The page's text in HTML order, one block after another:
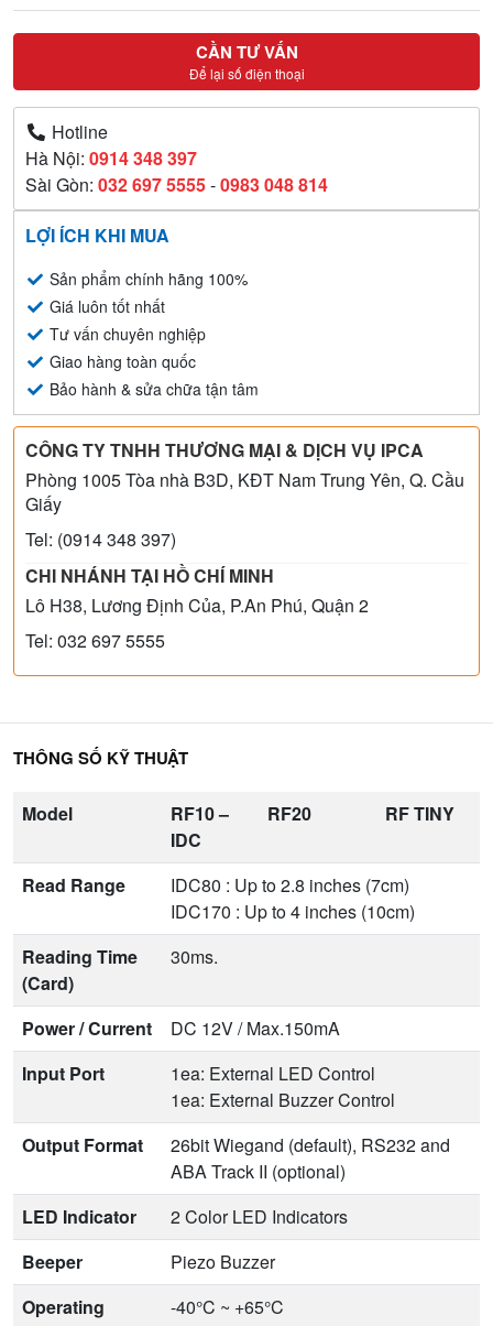
CẦN TƯ VẤN
Để lại số điện thoại
Hotline
Hà Nội: 0914 348 397
Sài Gòn: 032 697 5555-0983 048 814
LỢI ÍCH KHI MUA
Sản phẩm chính hãng 100%
Giá luôn tốt nhất
Tư vấn chuyên nghiệp
Giao hàng toàn quốc
Bảo hành & sửa chữa tận tâm
CÔNG TY TNHH THƯƠNG MẠI & DỊCH VỤ IPCA
Phòng 1005 Tòa nhà B3D, KĐT Nam Trung Yên, Q. Cầu
Giấy
Tel: (0914 348 397)
CHI NHÁNH TẠI HỒ CHÍ MINH
Lô H38, Lương Định Của, P.An Phú, Quận 2
Tel: 032 697 5555
THÔNG SỐ KỸ THUẬT
Model
RF10 –
IDC
RF20 RF TINY
Read Range
IDC80 : Up to 2.8 inches (7cm)
IDC170 : Up to 4 inches (10cm)
Reading Time
(Card)
30ms.
Power / Current
DC 12V / Max.150mA
Input Port
1ea: External LED Control
1ea: External Buzzer Control
Output Format
26bit Wiegand (default), RS232 and
ABA Track II (optional)
LED Indicator
2 Color LED Indicators
Beeper
Piezo Buzzer
Operating
-40°C ~ +65°C